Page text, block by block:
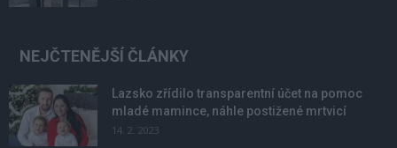
NEJČTENĚJŠÍ ČLÁNKY
Lazsko zřídilo transparentní účet na pomoc
mladé mamince, náhle postižené mrtvicí
14. 2. 2023